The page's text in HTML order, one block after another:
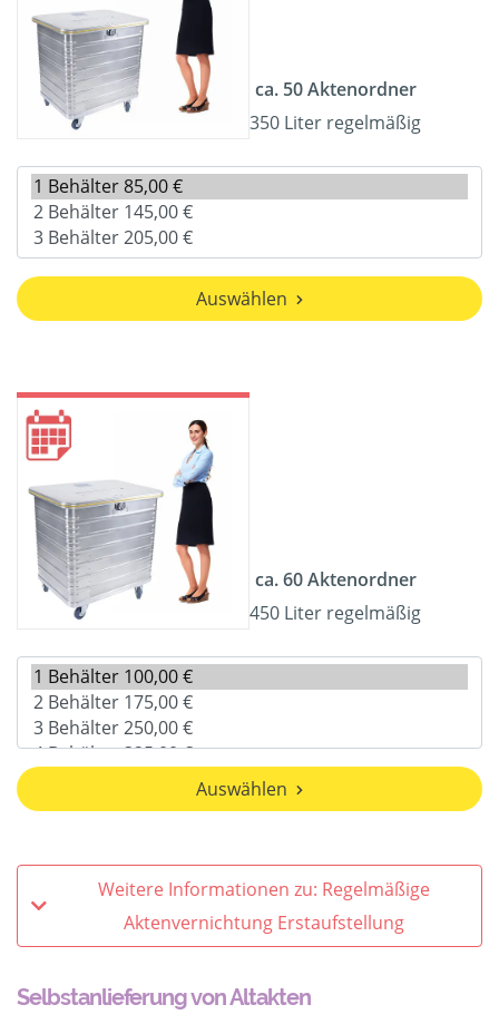
ca. 50 Aktenordner
350 Liter regelmäßig
Auswählen
ca. 60 Aktenordner
450 Liter regelmäßig
Auswählen
Weitere Informationen zu: Regelmäßige
Aktenvernichtung Erstaufstellung
Selbstanlieferung von Altakten